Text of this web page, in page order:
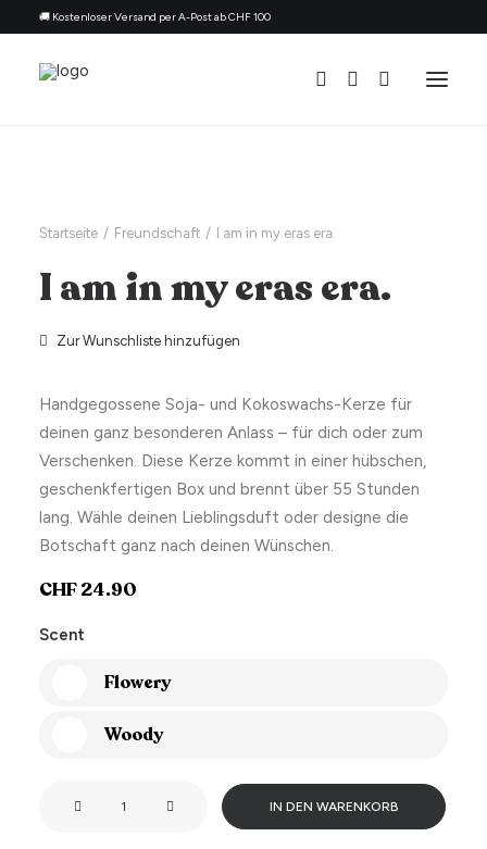
🚚 Kostenloser Versand per A-Post ab CHF 100
Nach Anlass
Thema
Nachfüllset
Kontakt
Deutsch
Startseite Freundschaft I am in my eras era.
I am in my eras era.
Zur Wunschliste hinzufügen
Handgegossene Soja- und Kokoswachs-Kerze für
deinen ganz besonderen Anlass – für dich oder zum
Verschenken. Diese Kerze kommt in einer hübschen,
geschenkfertigen Box und brennt über 55 Stunden
lang. Wähle deinen Lieblingsduft oder designe die
Botschaft ganz nach deinen Wünschen.
CHF24.90
Scent
Flowery
Woody
IN DEN WARENKORB